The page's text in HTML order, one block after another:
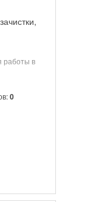
работы в
0